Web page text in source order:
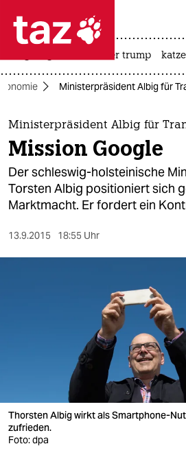
 taz zahl ich
taz zahl ich
themen
politik
öko
verlag
verlag
usa unter trump
Ministerpräsident Albig für
Ministerpräsident Albig für
Mission Google
Der schleswig-holsteinische
Torsten Albig positioniert sich
Marktmacht. Er fordert ein
13.9.2015 18:55 Uhr
Thorsten Albig wirkt als Smartphone-
zufrieden.
Foto: dpa